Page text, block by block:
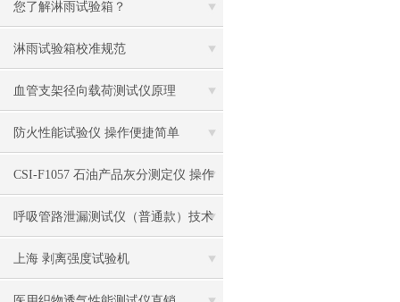
电热恒温油浴锅
多管漩涡混匀仪
干燥箱 自然对流
高温鼓风干燥箱
恒温金属浴
恒温振荡器
精密鼓风干燥箱
您了解淋雨试验箱？
淋雨试验箱校准规范
血管支架径向载荷测试仪原理
防火性能试验仪 操作便捷简单
CSI-F1057 石油产品灰分测定仪 操作
简洁
呼吸管路泄漏测试仪（普通款）技术
参数
上海 剥离强度试验机